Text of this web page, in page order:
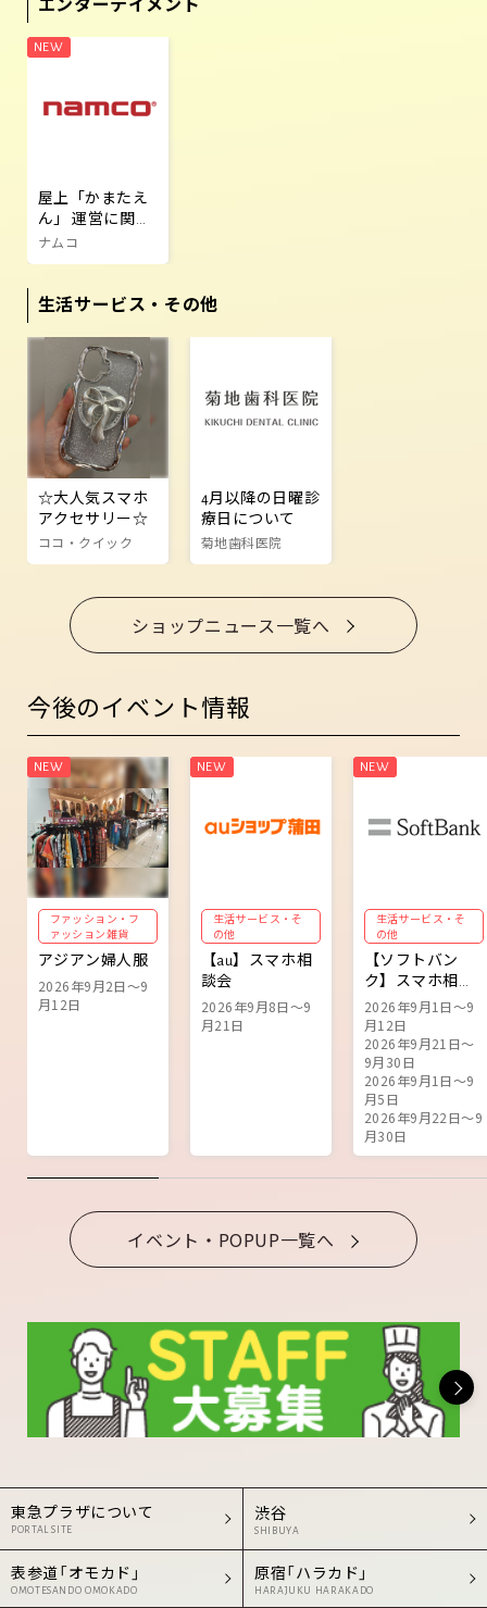
屋上「かまたえ
ん」 運営に関す
るご案内
ナムコ
生活サービス・その他
☆大人気スマホ
アクセサリー☆
ココ・クイック
4月以降の日曜診
療日について
菊地歯科医院
ショップニュース一覧へ
今後のイベント情報
ファッション・フ
ァッション雑貨
アジアン婦人服
2026年9月2日～9
月12日
生活サービス・そ
の他
【au】スマホ相
談会
2026年9月8日～9
月21日
生活サービス・そ
の他
【ソフトバン
ク】スマホ相談
会
2026年9月1日～9
月12日
2026年9月21日～
9月30日
2026年9月1日～9
月5日
2026年9月22日～9
月30日
イベント・POPUP一覧へ
東急プラザについて
PORTAL SITE
渋谷
SHIBUYA
表参道「オモカド」
OMOTESANDO OMOKADO
原宿「ハラカド」
HARAJUKU HARAKADO